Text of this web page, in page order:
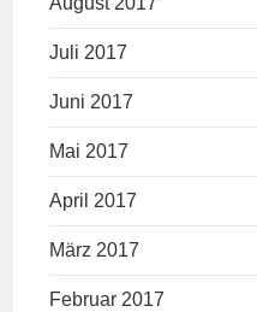
Juli 2017
Juni 2017
Mai 2017
April 2017
März 2017
Februar 2017